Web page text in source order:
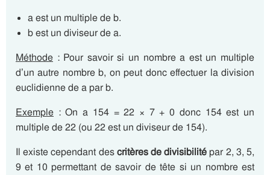
a est un multiple de b.
b est un diviseur de a.
Méthode : Pour savoir si un nombre a est un multiple
d’un autre nombre b, on peut donc effectuer la division
euclidienne de a par b.
Exemple : On a 154 = 22 × 7 + 0 donc 154 est un
multiple de 22 (ou 22 est un diviseur de 154).
Il existe cependant descritères de divisibilitépar 2, 3, 5,
9 et 10 permettant de savoir de tête si un nombre est